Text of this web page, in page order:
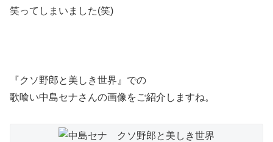
笑ってしまいました(笑)
『クソ野郎と美しき世界』での
歌喰い中島セナさんの画像をご紹介しますね。